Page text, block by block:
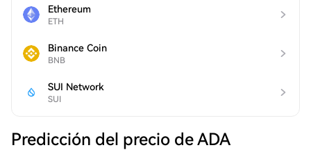
Ethereum
ETH
Binance Coin
BNB
SUI Network
SUI
Predicción del precio de ADA